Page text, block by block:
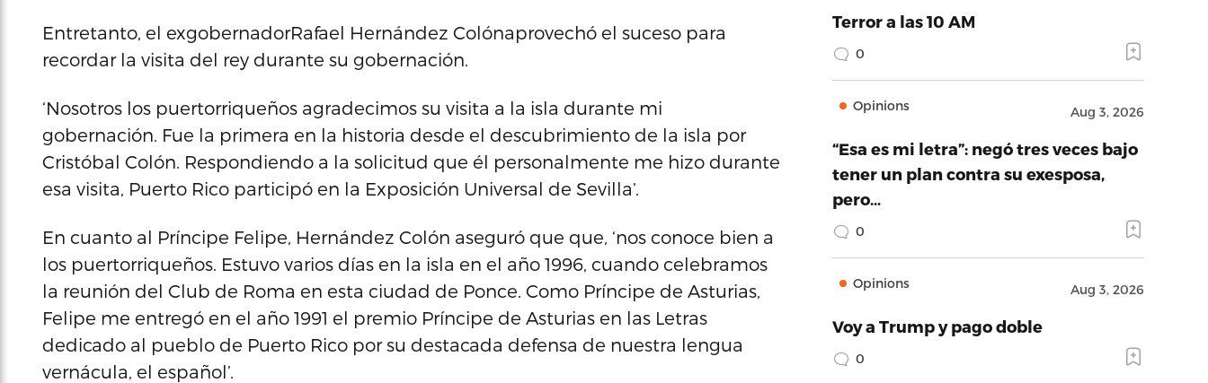
Entretanto, el exgobernadorRafael Hernández Colónaprovechó el suceso para
recordar la visita del rey durante su gobernación.
‘Nosotros los puertorriqueños agradecimos su visita a la isla durante mi
gobernación. Fue la primera en la historia desde el descubrimiento de la isla por
Cristóbal Colón. Respondiendo a la solicitud que él personalmente me hizo durante
esa visita, Puerto Rico participó en la Exposición Universal de Sevilla’.
En cuanto al Príncipe Felipe, Hernández Colón aseguró que que, ‘nos conoce bien a
los puertorriqueños. Estuvo varios días en la isla en el año 1996, cuando celebramos
la reunión del Club de Roma en esta ciudad de Ponce. Como Príncipe de Asturias,
Felipe me entregó en el año 1991 el premio Príncipe de Asturias en las Letras
dedicado al pueblo de Puerto Rico por su destacada defensa de nuestra lengua
vernácula, el español’.
Terror a las 10 AM
0
Opinions Aug 3, 2026
“Esa es mi letra”: negó tres veces bajo
tener un plan contra su exesposa,
pero…
0
Opinions Aug 3, 2026
Voy a Trump y pago doble
0